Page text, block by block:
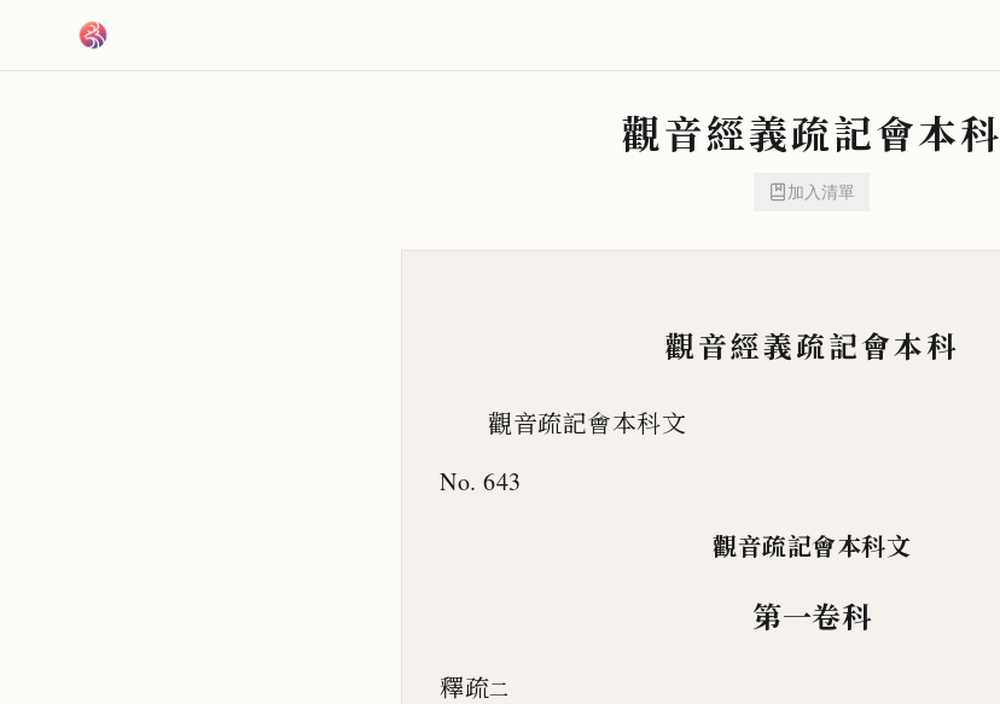
觀音經義疏記會本科
加入清單
觀音經義疏記會本科
觀音疏記會本科文
No. 643
觀音疏記會本科文
第一卷科
釋疏二